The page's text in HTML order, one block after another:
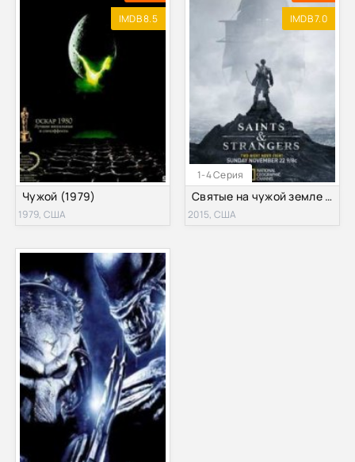
IMDB 8.5
Чужой (1979)
1979, США
1-4 Серия
IMDB 7.0
Святые на чужой земле / Святые и чужие (2015)
2015, США